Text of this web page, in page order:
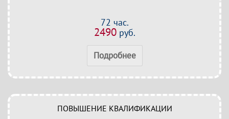
72 час.
2490руб.
Подробнее
ПОВЫШЕНИЕ КВАЛИФИКАЦИИ